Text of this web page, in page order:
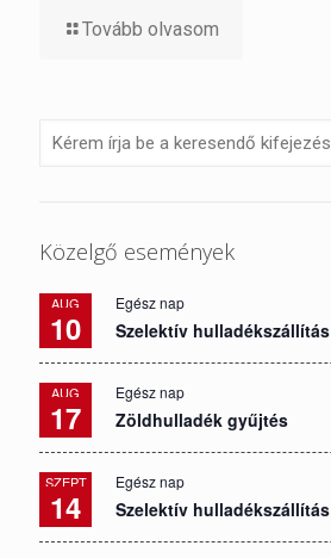
Tovább olvasom
Közelgő események
AUG
10
Egész nap
Szelektív hulladékszállítás
AUG
17
Egész nap
Zöldhulladék gyűjtés
SZEPT
14
Egész nap
Szelektív hulladékszállítás